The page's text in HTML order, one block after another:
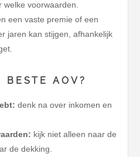
voorwaarden.
een vaste premie of een
jaren kan stijgen, afhankelijk
BESTE AOV?
denk na over inkomen en
kijk niet alleen naar de
de dekking.